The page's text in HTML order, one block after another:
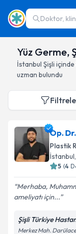
Doktor,
Yüz Germe,
İstanbul Şişli
uzman bulundu
Filtrele
Op.
Plastik
İstanbul
5 (4
Merhaba,
ameliyatı için...
Şişli Türkiye
Merkez Mah.